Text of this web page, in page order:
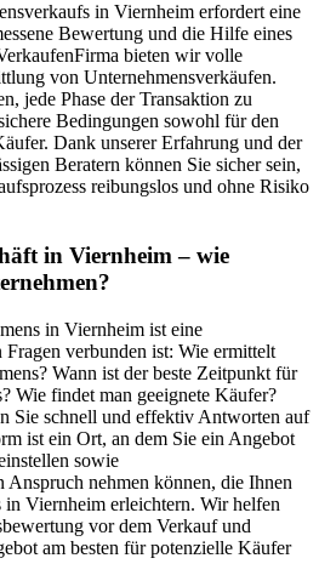
in Viernheim erfordert eine
Bewertung und die Hilfe eines
bieten wir volle
von Unternehmensverkäufen.
jede Phase der Transaktion zu
Bedingungen sowohl für den
Dank unserer Erfahrung und der
Beratern können Sie sicher sein,
reibungslos und ohne Risiko
in Viernheim – wie
in Viernheim ist eine
verbunden ist: Wie ermittelt
Wann ist der beste Zeitpunkt für
Wie findet man geeignete Käufer?
Sie schnell und effektiv Antworten auf
ist ein Ort, an dem Sie ein Angebot
sowie
Anspruch nehmen können, die Ihnen
in Viernheim erleichtern. Wir helfen
vor dem Verkauf und
am besten für potenzielle Käufer